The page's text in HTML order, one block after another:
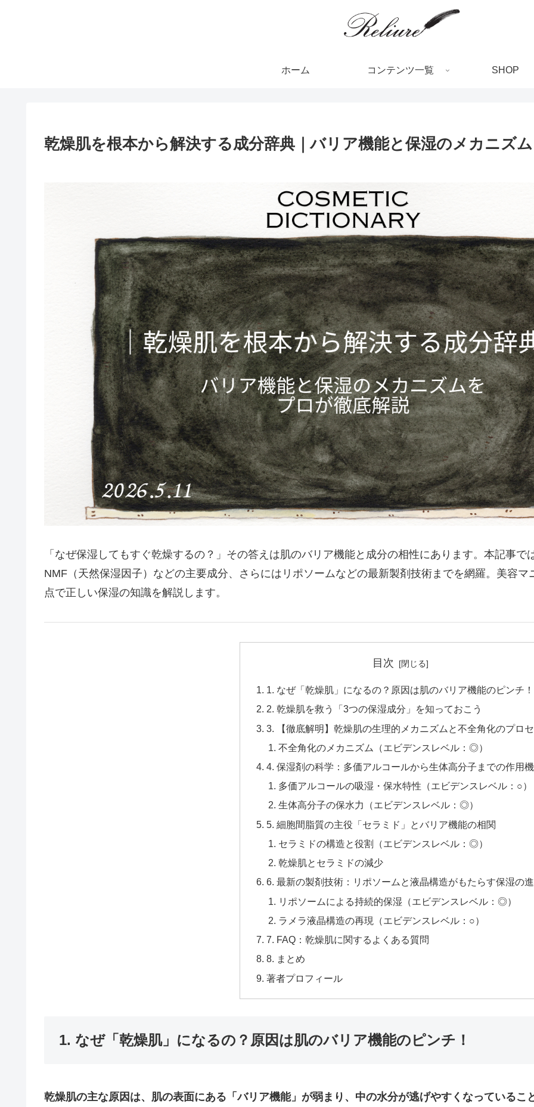
ホーム コンテンツ一覧 SHOP
乾燥肌を根本から解決する成分辞典｜バリア機能と保湿のメカニズ
「なぜ保湿してもすぐ乾燥するの？」その答えは肌のバリア機能と成分の相性にあります。本記事
NMF（天然保湿因子）などの主要成分、さらにはリポソームなどの最新製剤技術までを網羅。美容
点で正しい保湿の知識を解説します。
目次
1. なぜ「乾燥肌」になるの？原因は肌のバリア機能のピンチ！
2. 乾燥肌を救う「3つの保湿成分」を知っておこう
3. 【徹底解明】乾燥肌の生理的メカニズムと不全角化のプロ
不全角化のメカニズム（エビデンスレベル：◎）
4. 保湿剤の科学：多価アルコールから生体高分子までの作用
多価アルコールの吸湿・保水特性（エビデンスレベル：○）
生体高分子の保水力（エビデンスレベル：◎）
5. 細胞間脂質の主役「セラミド」とバリア機能の相関
セラミドの構造と役割（エビデンスレベル：◎）
乾燥肌とセラミドの減少
6. 最新の製剤技術：リポソームと液晶構造がもたらす保湿の
リポソームによる持続的保湿（エビデンスレベル：◎）
ラメラ液晶構造の再現（エビデンスレベル：○）
7. FAQ：乾燥肌に関するよくある質問
8. まとめ
著者プロフィール
1. なぜ「乾燥肌」になるの？原因は肌のバリア機能のピンチ！
乾燥肌の主な原因は、肌の表面にある「バリア機能」が弱まり、中の水分が逃げやすくなっているこ